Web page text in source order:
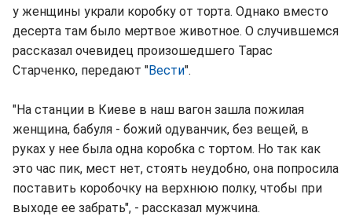
у женщины украли коробку от торта. Однако вместо
десерта там было мертвое животное. О случившемся
рассказал очевидец произошедшего Тарас
Старченко, передают "Вести".
"На станции в Киеве в наш вагон зашла пожилая
женщина, бабуля - божий одуванчик, без вещей, в
руках у нее была одна коробка с тортом. Но так как
это час пик, мест нет, стоять неудобно, она попросила
поставить коробочку на верхнюю полку, чтобы при
выходе ее забрать", - рассказал мужчина.